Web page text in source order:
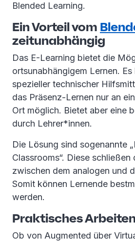
Blended Learning.
Ein Vorteil vom
zeitunabhängig
Das E-Learning bietet die
ortsunabhängigem Lernen.
spezieller technischer
das Präsenz-Lernen nur an
Ort möglich. Bietet aber eine
durch Lehrer*innen.
Die Lösung sind sogenannte
Classrooms“. Diese schließen
zwischen dem analogen und
Somit können Lernende
werden.
Praktisches Arbeiten
Ob von Augmented über